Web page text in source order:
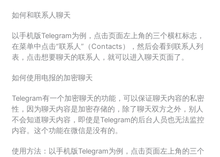
如何和联系人聊天
以手机版Telegram为例，点击页面左上角的三个横杠标志，
在菜单中点击“联系人”（Contacts），然后会看到联系人列
表，点击想要聊天的联系人，就可以进入聊天页面了。
如何使用电报的加密聊天
Telegram有一个加密聊天的功能，可以保证聊天内容的私密
性，因为聊天内容是加密存储的，除了聊天双方之外，别人
不会知道聊天内容，即使是Telegram的后台人员也无法监控
内容。这个功能在微信是没有的。
使用方法：以手机版Telegram为例，点击页面左上角的三个